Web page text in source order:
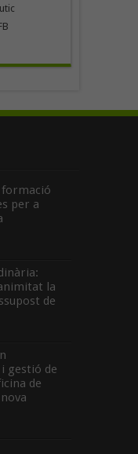
formació
per a
la
de
gestió de
de